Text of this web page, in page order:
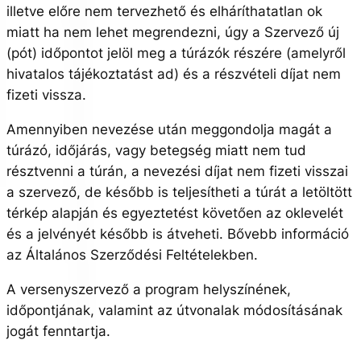
illetve előre nem tervezhető és elháríthatatlan ok
miatt ha nem lehet megrendezni, úgy a Szervező új
(pót) időpontot jelöl meg a túrázók részére (amelyről
hivatalos tájékoztatást ad) és a részvételi díjat nem
fizeti vissza.
Amennyiben nevezése után meggondolja magát a
túrázó, időjárás, vagy betegség miatt nem tud
résztvenni a túrán, a nevezési díjat nem fizeti visszai
a szervező, de később is teljesítheti a túrát a letöltött
térkép alapján és egyeztetést követően az oklevelét
és a jelvényét később is átveheti. Bővebb információ
az Általános Szerződési Feltételekben.
A versenyszervező a program helyszínének,
időpontjának, valamint az útvonalak módosításának
jogát fenntartja.